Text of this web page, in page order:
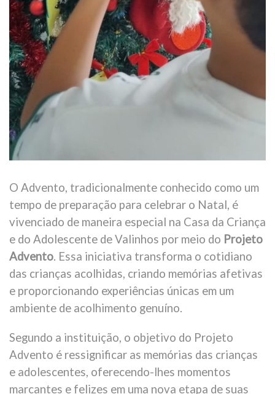
O Advento, tradicionalmente conhecido como um
tempo de preparação para celebrar o Natal, é
vivenciado de maneira especial na Casa da Criança
e do Adolescente de Valinhos por meio do Projeto
Advento. Essa iniciativa transforma o cotidiano
das crianças acolhidas, criando memórias afetivas
e proporcionando experiências únicas em um
ambiente de acolhimento genuíno.
Segundo a instituição, o objetivo do Projeto
Advento é ressignificar as memórias das crianças
e adolescentes, oferecendo-lhes momentos
marcantes e felizes em uma nova etapa de suas